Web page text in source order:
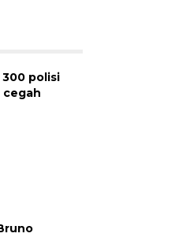
polisi
cegah